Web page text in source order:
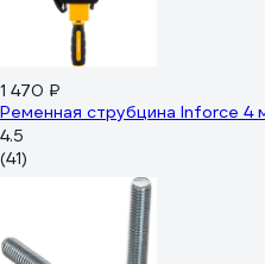
1 470 ₽
Ременная струбцина Inforce
4.5
(41)